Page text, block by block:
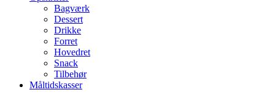
Bagværk
Dessert
Drikke
Forret
Hovedret
Snack
Tilbehør
Måltidskasser